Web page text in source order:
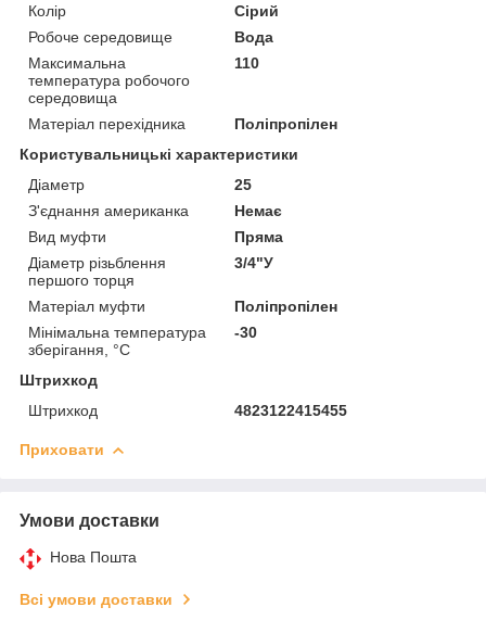
Колір
Сірий
Робоче середовище
Вода
Максимальна
температура робочого
середовища
110
Матеріал перехідника
Поліпропілен
Користувальницькі характеристики
Діаметр
25
З'єднання американка
Немає
Вид муфти
Пряма
Діаметр різьблення
першого торця
3/4"У
Матеріал муфти
Поліпропілен
Мінімальна температура
зберігання, °C
-30
Штрихкод
Штрихкод
4823122415455
Приховати
Умови доставки
Нова Пошта
Всі умови доставки